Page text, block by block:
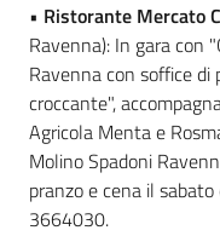
• Ristorante Mercato
Ravenna): In gara con
Ravenna con soffice
croccante",
Agricola Menta e
Molino Spadoni
pranzo e cena il
3664030.